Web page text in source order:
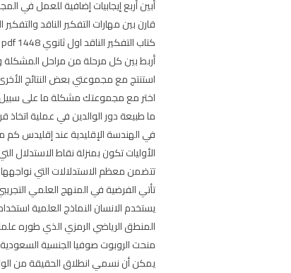
أبين أربع إيجابيات إضافية للعمل في
قارن بين مهارات التفكير الناقد
كتاب التفكير الناقد اول ثانوي 1448 pdf محلول
أربط بين كل مرحلة من مراحل المشكلة
استنتج مع مجموعتي بعض النتائج الأخرى
اختر مع مجموعتك مشكلة ما على سبيل
ما طبيعة دور الوالدين في عملية اتخاذ
في الهندسة الإقليدية عند إقليدس
الأوليات تكون بمنزلة نقاط
تتضمن معظم الاستدلالات التي نواجهها
تأتي الفرضية في المنهج العلمي
يستخدم الانسان النماذج العلمية
المنطق الرياضي الرمزي الذي طوره
منحت الروبوت صوفيا الجنسية السعودية ضمن فعاليات
يمكن أن نسمي انطلاق الحقيقة من